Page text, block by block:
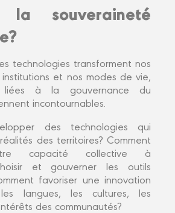
la souveraineté
technologies transforment nos
institutions et nos modes de vie,
liées à la gouvernance du
incontournables.
des technologies qui
des territoires? Comment
capacité collective à
et gouverner les outils
favoriser une innovation
langues, les cultures, les
des communautés?